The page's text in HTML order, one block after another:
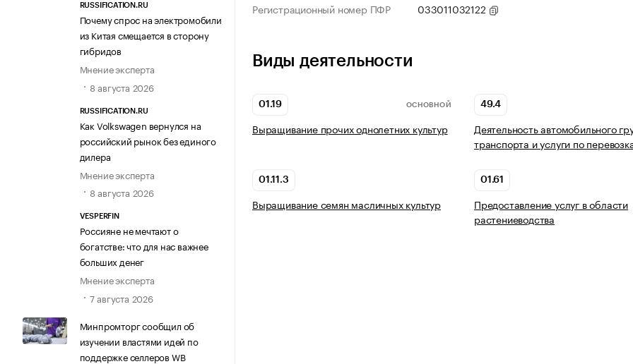
RUSSIFICATION.RU
Почему спрос на электромобили
из Китая смещается в сторону
гибридов
Мнение эксперта
8 августа 2026
RUSSIFICATION.RU
Как Volkswagen вернулся на
российский рынок без единого
дилера
Мнение эксперта
8 августа 2026
VESPERFIN
Россияне не мечтают о
богатстве: что для нас важнее
больших денег
Мнение эксперта
7 августа 2026
Минпромторг сообщил об
изучении властями идей по
поддержке селлеров WB
Регистрационный номер ПФР 033011032122
Виды деятельности
01.19 ОСНОВНОЙ
Выращивание прочих однолетних культур
49.4
Деятельность автомобильного
транспорта и услуги по
01.11.3
Выращивание семян масличных культур
01.61
Предоставление услуг в области
растениеводства